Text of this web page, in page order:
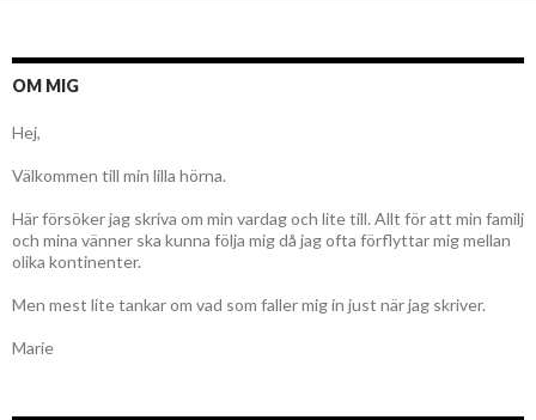
OM MIG
Hej,
Välkommen till min lilla hörna.
Här försöker jag skriva om min vardag och lite till. Allt för att min familj
och mina vänner ska kunna följa mig då jag ofta förflyttar mig mellan
olika kontinenter.
Men mest lite tankar om vad som faller mig in just när jag skriver.
Marie